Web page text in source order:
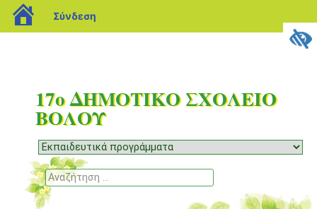
17ο ΔΗΜΟΤΙΚΟ ΣΧΟΛΕΙΟ
ΒΟΛΟΥ
Μενού
Μετάβαση
σε
περιεχόμενο
Αναζήτηση
blogs.sch.gr
Σύνδεση